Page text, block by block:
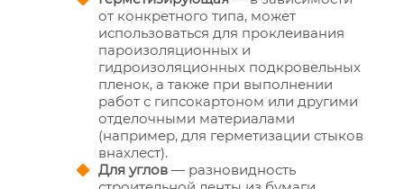
от конкретного типа, может
использоваться для проклеивания
пароизоляционных и
гидроизоляционных подкровельных
пленок, а также при выполнении
работ с гипсокартоном или другими
отделочными материалами
(например, для герметизации стыков
внахлест).
Для углов — разновидность